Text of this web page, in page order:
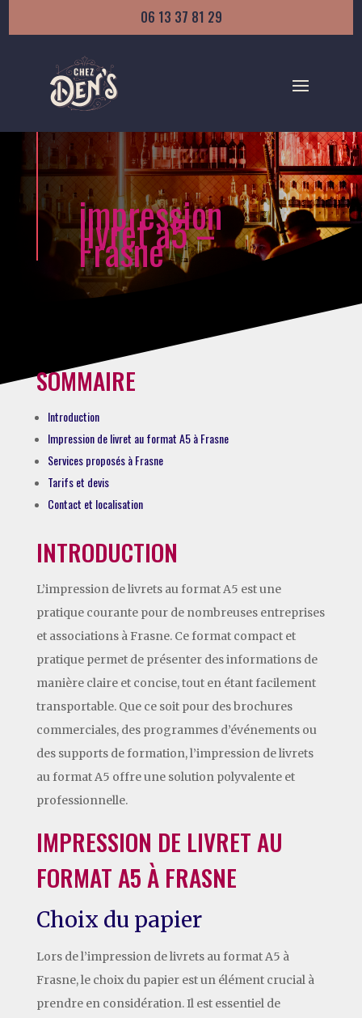
06 13 37 81 29
impression
livret a5 –
Frasne
SOMMAIRE
Introduction
Impression de livret au format A5 à Frasne
Services proposés à Frasne
Tarifs et devis
Contact et localisation
INTRODUCTION
L’impression de livrets au format A5 est une
pratique courante pour de nombreuses entreprises
et associations à Frasne. Ce format compact et
pratique permet de présenter des informations de
manière claire et concise, tout en étant facilement
transportable. Que ce soit pour des brochures
commerciales, des programmes d’événements ou
des supports de formation, l’impression de livrets
au format A5 offre une solution polyvalente et
professionnelle.
IMPRESSION DE LIVRET AU
FORMAT A5 À FRASNE
Choix du papier
Lors de l’impression de livrets au format A5 à
Frasne, le choix du papier est un élément crucial à
prendre en considération. Il est essentiel de